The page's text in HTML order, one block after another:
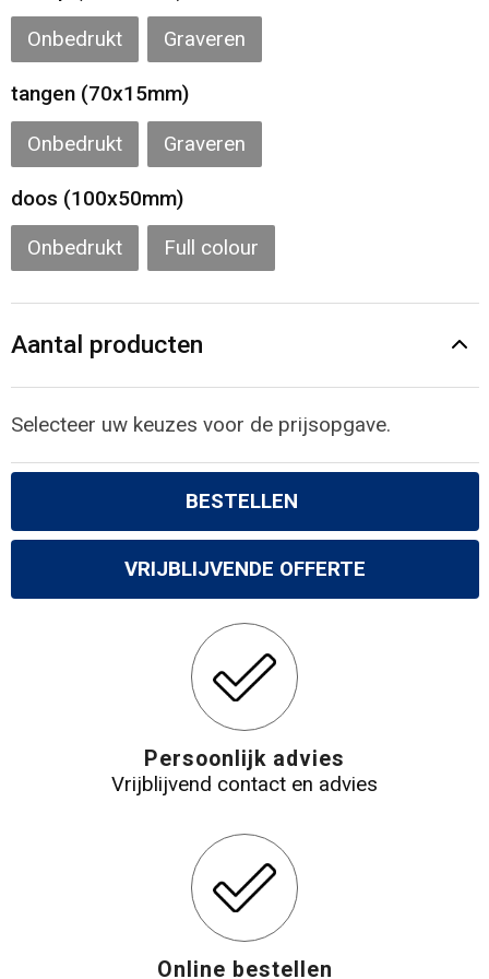
Onbedrukt Graveren
tangen (70x15mm)
Onbedrukt Graveren
doos (100x50mm)
Onbedrukt Full colour
Aantal producten
Selecteer uw keuzes voor de prijsopgave.
BESTELLEN
VRIJBLIJVENDE OFFERTE
Persoonlijk advies
Vrijblijvend contact en advies
Online bestellen